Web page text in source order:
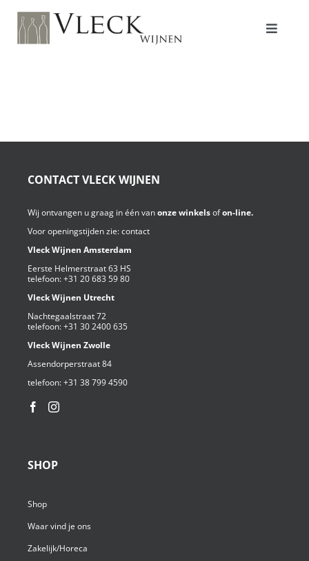
inhoud
Toggle
Proeverijen
Contact
Mijn Account
naar:
CONTACT VLECK WIJNEN
Wij ontvangen u graag in één vanonze winkelsofon-line.
Voor openingstijden zie:contact
Vleck Wijnen Amsterdam
Eerste Helmerstraat 63 HS
telefoon:+31 20 683 59 80
Vleck Wijnen Utrecht
Nachtegaalstraat 72
telefoon:+31 30 2400 635
Vleck Wijnen Zwolle
Assendorperstraat 84
telefoon:+31 38 799 4590⁩
SHOP
Shop
Waar vind je ons
Zakelijk/Horeca